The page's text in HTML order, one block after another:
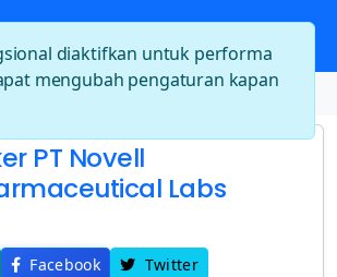
Novell Pharmaceutical Labs
PT Novell
Labs
Facebook
Twitter
diaktifkan untuk performa
mengubah pengaturan kapan